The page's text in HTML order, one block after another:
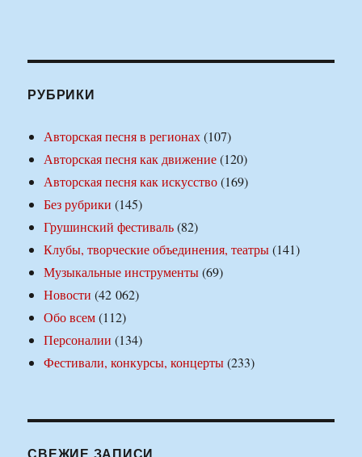
РУБРИКИ
Авторская песня в регионах(107)
Авторская песня как движение(120)
Авторская песня как искусство(169)
Без рубрики (145)
Грушинский фестиваль(82)
Клубы, творческие объединения, театры(141)
Музыкальные инструменты(69)
Новости (42 062)
Обо всем(112)
Персоналии (134)
Фестивали, конкурсы, концерты(233)
СВЕЖИЕ ЗАПИСИ